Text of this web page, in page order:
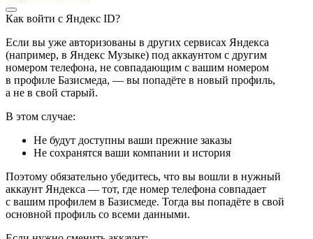
Как войти с Яндекс ID?
Если вы уже авторизованы в других сервисах Яндекса
(например, в Яндекс Музыке) под аккаунтом с другим
номером телефона, не совпадающим с вашим номером
в профиле Базисмеда, — вы попадёте в новый профиль,
а не в свой старый.
В этом случае:
Не будут доступны ваши прежние заказы
Не сохранятся ваши компании и история
Поэтому обязательно убедитесь, что вы вошли в нужный
аккаунт Яндекса — тот, где номер телефона совпадает
с вашим профилем в Базисмеде. Тогда вы попадёте в свой
основной профиль со всеми данными.